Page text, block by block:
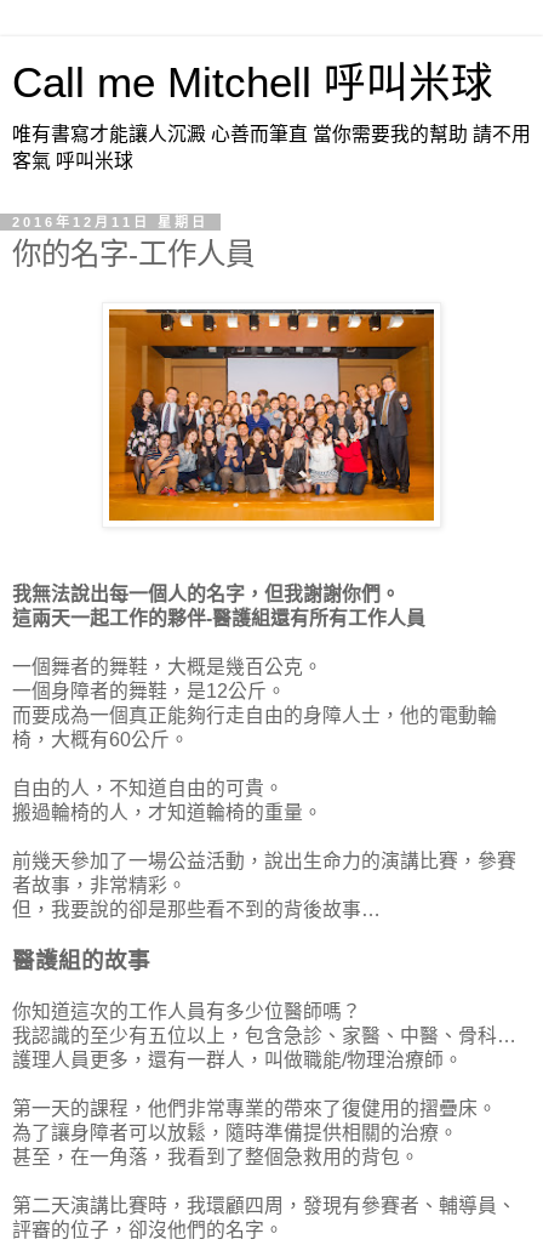
Call me Mitchell 呼叫米球
唯有書寫才能讓人沉澱 心善而筆直 當你需要我的幫助 請不用
客氣 呼叫米球
2016年12月11日 星期日
你的名字-工作人員
我無法說出每一個人的名字，但我謝謝你們。
這兩天一起工作的夥伴-醫護組還有所有工作人員
一個舞者的舞鞋，大概是幾百公克。
一個身障者的舞鞋，是12公斤。
而要成為一個真正能夠行走自由的身障人士，他的電動輪
椅，大概有60公斤。
自由的人，不知道自由的可貴。
搬過輪椅的人，才知道輪椅的重量。
前幾天參加了一場公益活動，說出生命力的演講比賽，參賽
者故事，非常精彩。
但，我要說的卻是那些看不到的背後故事…
醫護組的故事
你知道這次的工作人員有多少位醫師嗎？
我認識的至少有五位以上，包含急診、家醫、中醫、骨科…
護理人員更多，還有一群人，叫做職能/物理治療師。
第一天的課程，他們非常專業的帶來了復健用的摺疊床。
為了讓身障者可以放鬆，隨時準備提供相關的治療。
甚至，在一角落，我看到了整個急救用的背包。
第二天演講比賽時，我環顧四周，發現有參賽者、輔導員、
評審的位子，卻沒他們的名字。